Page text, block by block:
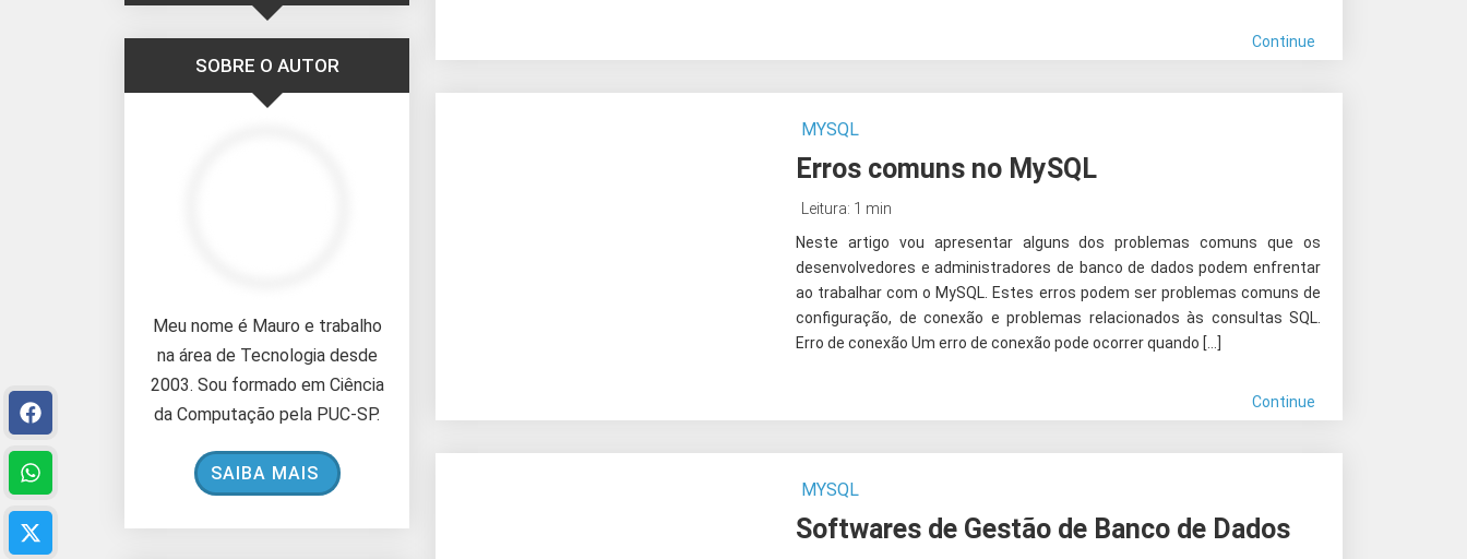
Continue
MYSQL
Erros comuns no MySQL
Leitura: 1 min
Neste artigo vou apresentar alguns dos problemas comuns que os
desenvolvedores e administradores de banco de dados podem enfrentar
ao trabalhar com o MySQL. Estes erros podem ser problemas comuns de
configuração, de conexão e problemas relacionados às consultas SQL.
Erro de conexão Um erro de conexão pode ocorrer quando […]
Continue
MYSQL
Softwares de Gestão de Banco de Dados
SOBRE O AUTOR
Meu nome é Mauro e trabalho
na área de Tecnologia desde
2003. Sou formado em Ciência
da Computação pela PUC-SP.
SAIBA MAIS